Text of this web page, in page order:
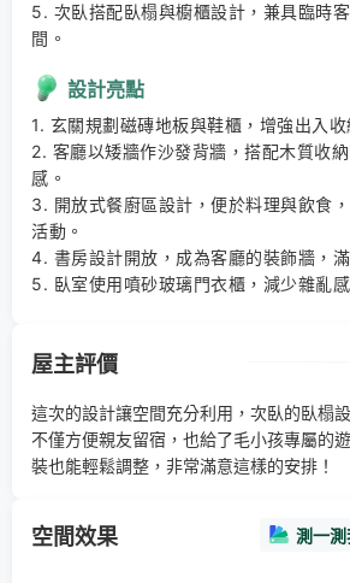
5. 次臥搭配臥榻與櫥櫃設計，兼具臨時
間。
設計亮點
1. 玄關規劃磁磚地板與鞋櫃，增強出入收
2. 客廳以矮牆作沙發背牆，搭配木質收
感。
3. 開放式餐廚區設計，便於料理與飲食
活動。
4. 書房設計開放，成為客廳的裝飾牆，
5. 臥室使用噴砂玻璃門衣櫃，減少雜亂
屋主評價
這次的設計讓空間充分利用，次臥的臥榻
不僅方便親友留宿，也給了毛小孩專屬的
裝也能輕鬆調整，非常滿意這樣的安排！
空間效果 測一測